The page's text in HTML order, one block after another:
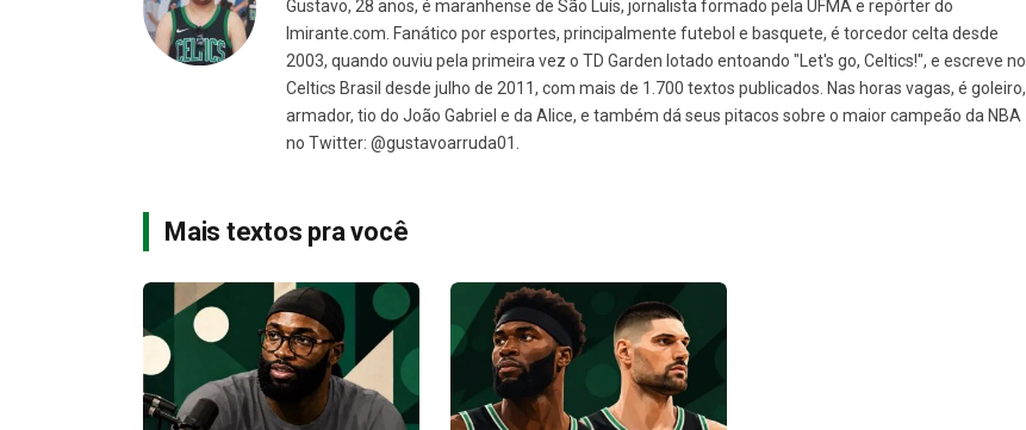
Gustavo, 28 anos, é maranhense de São Luís, jornalista formado pela UFMA e repórter do
Imirante.com. Fanático por esportes, principalmente futebol e basquete, é torcedor celta desde
2003, quando ouviu pela primeira vez o TD Garden lotado entoando "Let's go, Celtics!", e escreve no
Celtics Brasil desde julho de 2011, com mais de 1.700 textos publicados. Nas horas vagas, é goleiro,
armador, tio do João Gabriel e da Alice, e também dá seus pitacos sobre o maior campeão da NBA
no Twitter: @gustavoarruda01.
Mais textos pra você